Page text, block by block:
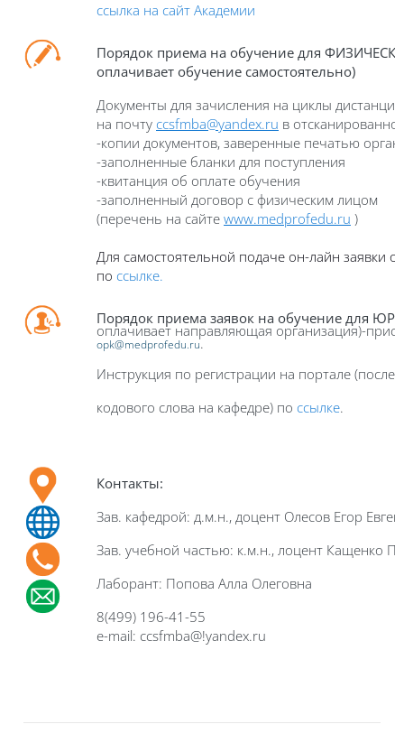
ссылка на сайт Академии
Порядок приема на обучение для
оплачивает обучение самостоятельно)
Документы для зачисления на циклы
на почту ccsfmba@yandex.ru в
-копии документов, заверенные печатью
-заполненные бланки для поступления
-квитанция об оплате обучения
-заполненный договор с физическим лицом
(перечень на сайте www.medprofedu.ru )
Для самостоятельной подаче он-лайн заявки
по ссылке.
Порядок приема заявок на обучение для
оплачивает направляющая организация)-
opk@medprofedu.ru.
Инструкция по регистрации на портале (после
кодового слова на кафедре) по ссылке.
Контакты:
Зав. кафедрой: д.м.н., доцент Олесов Егор
Зав. учебной частью: к.м.н., лоцент Кащенко
Лаборант: Попова Алла Олеговна
8(499) 196-41-55
e-mail: ccsfmba@!yandex.ru